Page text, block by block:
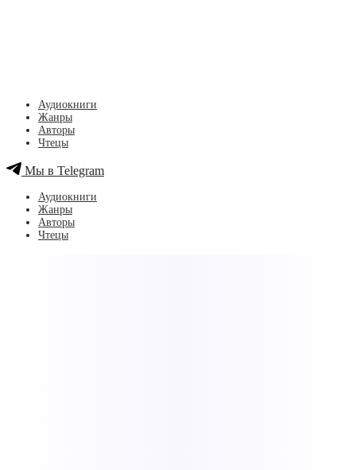
Аудиокниги
Жанры
Авторы
Чтецы
Мы в Telegram
Аудиокниги
Жанры
Авторы
Чтецы